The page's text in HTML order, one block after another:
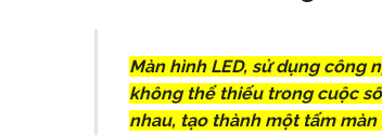
Màn hình LED, sử dụng công
không thể thiếu trong cuộc
nhau, tạo thành một tấm màn